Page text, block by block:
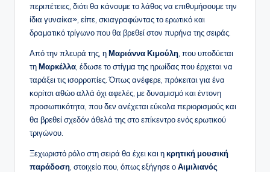
περιπέτειες, διότι θα κάνουμε το λάθος να επιθυμήσουμε την
ίδια γυναίκα», είπε, σκιαγραφώντας το ερωτικό και
δραματικό τρίγωνο που θα βρεθεί στον πυρήνα της σειράς.
Από την πλευρά της, ηΜαριάννα Κιμούλη , που υποδύεται
τηΜαρκέλλα , έδωσε το στίγμα της ηρωίδας που έρχεται να
ταράξει τις ισορροπίες. Όπως ανέφερε, πρόκειται για ένα
κορίτσι αθώο αλλά όχι αφελές, με δυναμισμό και έντονη
προσωπικότητα, που δεν ανέχεται εύκολα περιορισμούς και
θα βρεθεί σχεδόν άθελά της στο επίκεντρο ενός ερωτικού
τριγώνου.
Ξεχωριστό ρόλο στη σειρά θα έχει και ηκρητική μουσική
παράδοση , στοιχείο που, όπως εξήγησε οΑιμιλιανός